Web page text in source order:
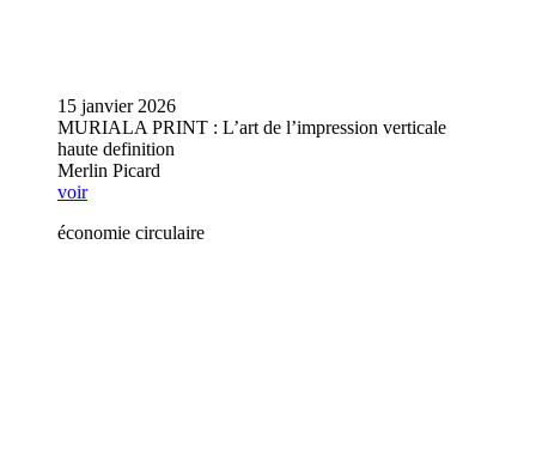
15 janvier 2026
MURIALA PRINT : L’art de l’impression verticale
haute definition
Merlin Picard
voir
économie circulaire